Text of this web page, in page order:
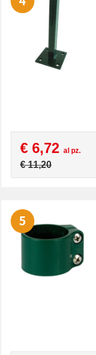
€ 6,72 al pz.
€ 11,20
5